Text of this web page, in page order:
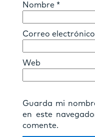
Nombre *
Correo electrónico
Web
Guarda mi
en este
comente.